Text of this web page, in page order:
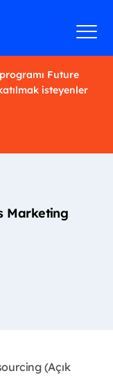
Future
isteyenler
Marketing
(Açık